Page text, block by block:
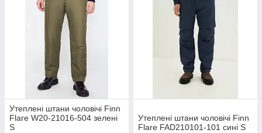
Утеплені штани чоловічі Finn
Flare W20-21016-504 зелені
S
Утеплені штани чоловічі Finn
Flare FAD210101-101 сині S